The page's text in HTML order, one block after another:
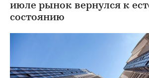
июле рынок вернулся к
состоянию